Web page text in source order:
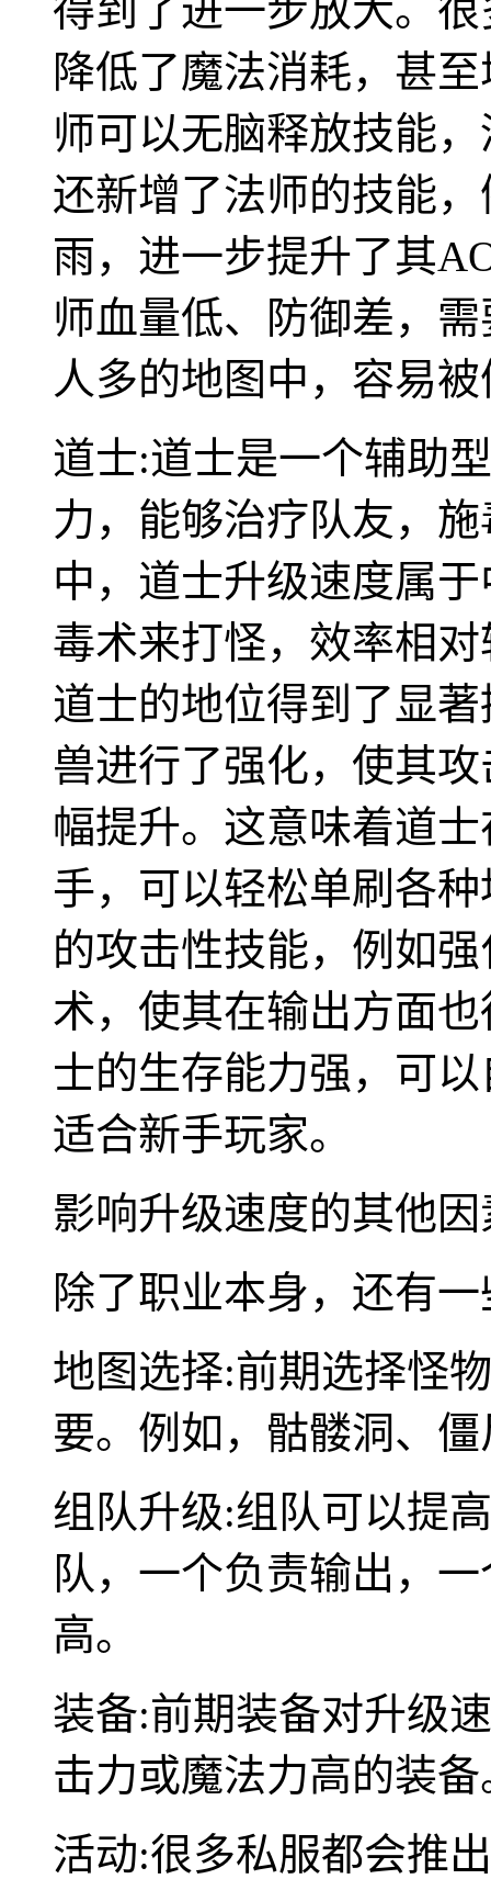
得到了进一步放大。
降低了魔法消耗，甚
师可以无脑释放技能
还新增了法师的技能
雨，进一步提升了其
师血量低、防御差，
人多的地图中，容易
道士:道士是一个辅助
力，能够治疗队友，
中，道士升级速度属
毒术来打怪，效率相
道士的地位得到了显
兽进行了强化，使其
幅提升。这意味着道
手，可以轻松单刷各
的攻击性技能，例如
术，使其在输出方面
士的生存能力强，可
适合新手玩家。
影响升级速度的其他因
除了职业本身，还有
地图选择:前期选择怪
要。例如，骷髅洞、
组队升级:组队可以提
队，一个负责输出，
高。
装备:前期装备对升级
击力或魔法力高的装备
活动:很多私服都会推